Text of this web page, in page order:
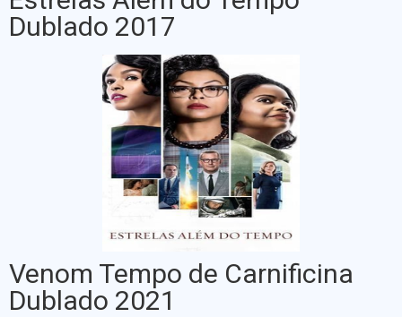
Dublado 2017
Venom Tempo de Carnificina
Dublado 2021